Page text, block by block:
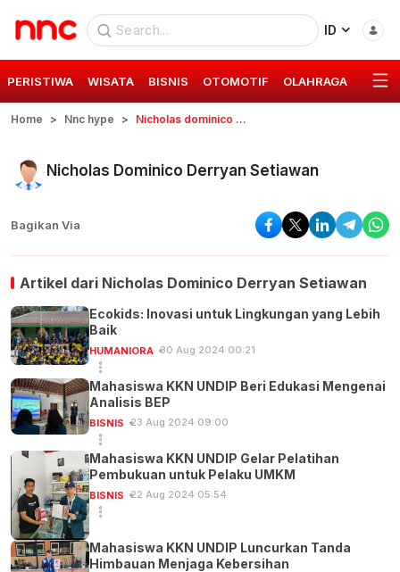
ID
PERISTIWA WISATA BISNIS OTOMOTIF OLAHRAGA GAYA
Home Nnc hype Nicholas dominico derryan setiawan
Nicholas Dominico Derryan Setiawan
Bagikan Via
Artikel dari Nicholas Dominico Derryan Setiawan
Ecokids: Inovasi untuk Lingkungan yang Lebih
Baik
HUMANIORA 30 Aug 2024 00:21
Mahasiswa KKN UNDIP Beri Edukasi Mengenai
Analisis BEP
BISNIS 23 Aug 2024 09:00
Mahasiswa KKN UNDIP Gelar Pelatihan
Pembukuan untuk Pelaku UMKM
BISNIS 22 Aug 2024 05:54
Mahasiswa KKN UNDIP Luncurkan Tanda
Himbauan Menjaga Kebersihan